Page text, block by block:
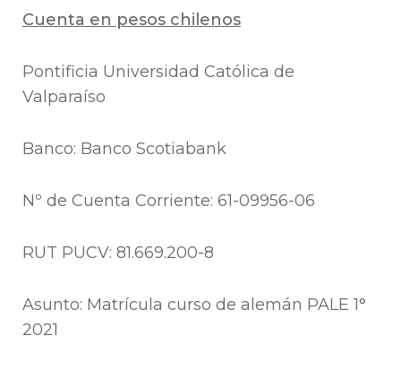
Cuenta en pesos chilenos
Pontificia Universidad Católica de
Valparaíso
Banco: Banco Scotiabank
Nº de Cuenta Corriente: 61-09956-06
RUT PUCV: 81.669.200-8
Asunto: Matrícula curso de alemán PALE 1°
2021